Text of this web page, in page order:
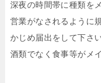
深夜の時間帯に種類を
営業がなされるように
かじめ届出をして下さ
酒類でなく食事等がメ